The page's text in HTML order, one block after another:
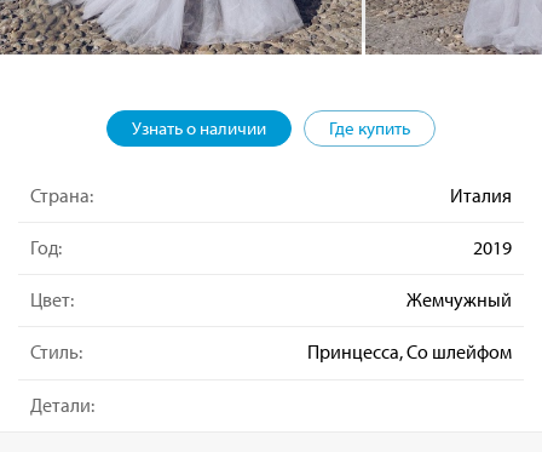
Узнать о наличии Где купить
Страна: Италия
Год: 2019
Цвет: Жемчужный
Стиль: Принцесса, Со шлейфом
Детали: